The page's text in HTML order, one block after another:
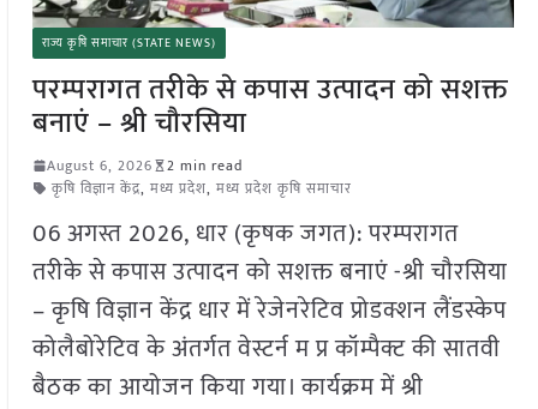
राज्य कृषि समाचार (STATE NEWS)
परम्परागत तरीके से कपास उत्पादन को सशक्त
बनाएं – श्री चौरसिया
August 6, 2026
2 min read
कृषि विज्ञान केंद्र, मध्य प्रदेश, मध्य प्रदेश कृषि समाचार
06 अगस्त 2026, धार (कृषक जगत): परम्परागत
तरीके से कपास उत्पादन को सशक्त बनाएं -श्री चौरसिया
– कृषि विज्ञान केंद्र धार में रेजेनरेटिव प्रोडक्शन लैंडस्केप
कोलैबोरेटिव के अंतर्गत वेस्टर्न म प्र कॉम्पैक्ट की सातवी
बैठक का आयोजन किया गया। कार्यक्रम में श्री